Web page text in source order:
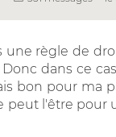
règle de
dans ce
bon pour ma
l'être pour